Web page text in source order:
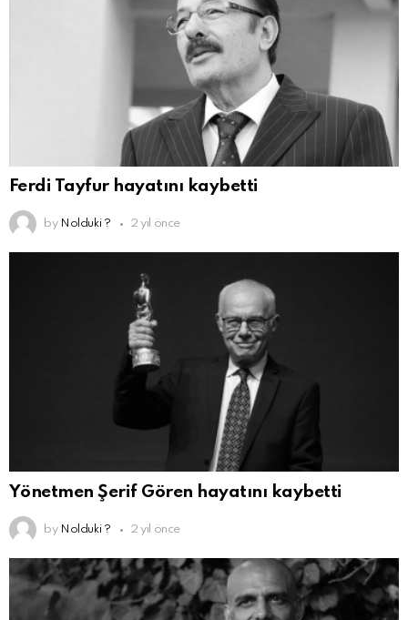
Ferdi Tayfur hayatını kaybetti
by Nolduki ? 2 yıl önce
Yönetmen Şerif Gören hayatını kaybetti
by Nolduki ? 2 yıl önce